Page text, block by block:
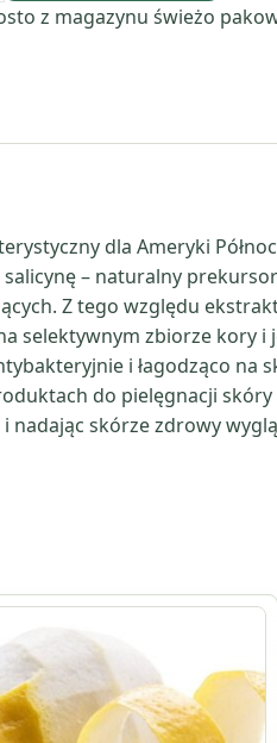
z magazynu świeżo
dla Ameryki
– naturalny
Z tego względu
selektywnym zbiorze kory i
i łagodząco na
do pielęgnacji skóry
nadając skórze zdrowy